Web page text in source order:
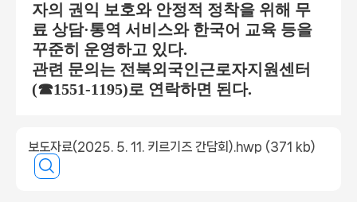
자의 권익 보호와 안정적 정착을 위해 무
료 상담·통역 서비스와 한국어 교육 등을
꾸준히 운영하고 있다.
관련 문의는 전북외국인근로자지원센터
(☎1551-1195)로 연락하면 된다.
보도자료(2025. 5. 11. 키르기즈 간담회).hwp (371 kb)